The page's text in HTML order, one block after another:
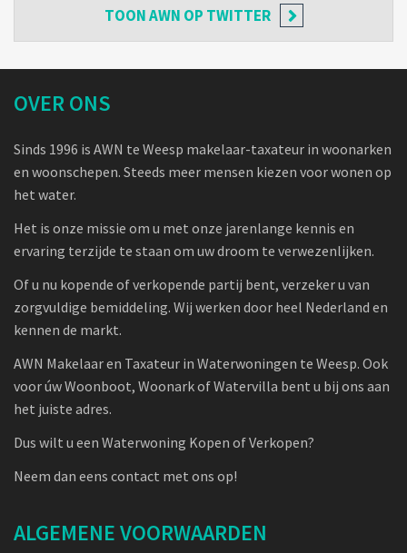
TOONAWN OP TWITTER
OVER ONS
Sinds 1996 is AWN te Weesp makelaar-taxateur in woonarken
en woonschepen. Steeds meer mensen kiezen voor wonen op
het water.
Het is onze missie om u met onze jarenlange kennis en
ervaring terzijde te staan om uw droom te verwezenlijken.
Of u nu kopende of verkopende partij bent, verzeker u van
zorgvuldige bemiddeling. Wij werken door heel Nederland en
kennen de markt.
AWN Makelaar en Taxateur in Waterwoningen te Weesp. Ook
voor úw Woonboot, Woonark of Watervilla bent u bij ons aan
het juiste adres.
Dus wilt u een Waterwoning Kopen of Verkopen?
Neem dan eens contact met ons op!
ALGEMENE VOORWAARDEN